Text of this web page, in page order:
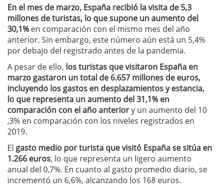
En el mes de marzo, España recibió la visita de 5,3
millones de turistas, lo que supone un aumento del
30,1% en comparación con el mismo mes del año
anterior. Sin embargo, este número aún está un 5,4%
por debajo del registrado antes de la pandemia.
A pesar de ello, los turistas que visitaron España en
marzo gastaron un total de 6.657 millones de euros,
incluyendo los gastos en desplazamientos y estancia,
lo que representa un aumento del 31,1% en
comparación con el año anteriory un aumento del 10
,3% en comparación con los niveles registrados en
2019.
El gasto medio por turista que visitó España se sitúa en
1.266 euros, lo que representa un ligero aumento
anual del 0,7%. En cuanto al gasto promedio diario, se
incrementó un 6,6%, alcanzando los 168 euros.